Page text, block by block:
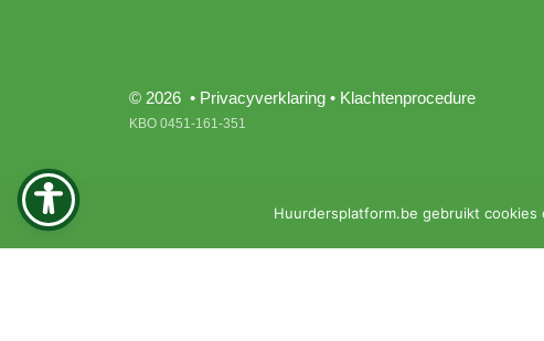
© 2026 • Privacyverklaring • Klachtenprocedure
KBO 0451-161-351
Huurdersplatform.be gebruikt